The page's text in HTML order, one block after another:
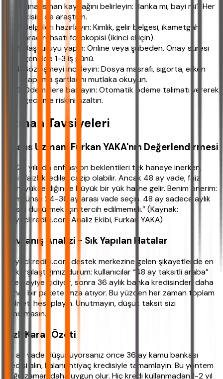
Finansman kaynağını belirleyin: Banka mı, bayi mi? Her
ikisini de araştırın.
Belgeleri hazırlayın: Kimlik, gelir belgesi, ikametgah,
araç ruhsatı fotokopisi (ikinci el için).
Başvuruyu yapın: Online veya şubeden. Onay süresi
genelde 1-3 iş günü.
Sözleşmeyi inceleyin: Dosya masrafı, sigorta, erken
kapama şartlarını mutlaka okuyun.
Ödemelere başlayın: Otomatik ödeme talimatı vererek
gecikme riskini azaltın.
Uzman Tavsiyeleri
Finans Uzmanı Furkan YAKA'nın Değerlendirmesi
“2026 yılında enflasyon beklentileri tek haneye inerken,
sabit faizli krediler cazip olabilir. Ancak 48 ay vade, faiz
oranı yükseldiğinde büyük bir yük haline gelir. Benim önerim:
mümkünse 24-36 ay arası vade seçin. 48 ay sadece aylık
taksiti düşürmek için tercih edilmemeli.” (Kaynak:
ihtiyackredisi.com Analiz Ekibi, Furkan YAKA)
Davranış Analizi - Sık Yapılan Hatalar
ihtiyackredisi.com destek merkezine gelen şikayetlerde en
sık karşılaştığımız durum: kullanıcılar “48 ay taksitli araba”
diye bayiye gidiyor, sonra 36 aylık banka kredisinden daha
pahalı bir pakete imza atıyor. Bu yüzden her zaman toplam
maliyeti hesaplayın. Unutmayın, düşük taksit sizi
yanıltmasın.
Hızlı Karar Özeti
48 ay vade düşünüyorsanız önce 36 ay kamu bankası
kredisi alın, kalanı ihtiyaç kredisiyle tamamlayın. Bu yöntem
çoğu zaman daha uygun olur. Hiç kredi kullanmadan 1-2 yıl